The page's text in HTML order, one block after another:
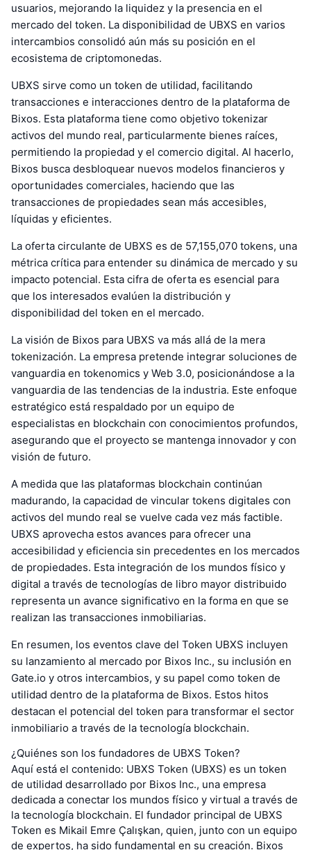
usuarios, mejorando la liquidez y la presencia en el
mercado del token. La disponibilidad de UBXS en varios
intercambios consolidó aún más su posición en el
ecosistema de criptomonedas.
UBXS sirve como un token de utilidad, facilitando
transacciones e interacciones dentro de la plataforma de
Bixos. Esta plataforma tiene como objetivo tokenizar
activos del mundo real, particularmente bienes raíces,
permitiendo la propiedad y el comercio digital. Al hacerlo,
Bixos busca desbloquear nuevos modelos financieros y
oportunidades comerciales, haciendo que las
transacciones de propiedades sean más accesibles,
líquidas y eficientes.
La oferta circulante de UBXS es de 57,155,070 tokens, una
métrica crítica para entender su dinámica de mercado y su
impacto potencial. Esta cifra de oferta es esencial para
que los interesados evalúen la distribución y
disponibilidad del token en el mercado.
La visión de Bixos para UBXS va más allá de la mera
tokenización. La empresa pretende integrar soluciones de
vanguardia en tokenomics y Web 3.0, posicionándose a la
vanguardia de las tendencias de la industria. Este enfoque
estratégico está respaldado por un equipo de
especialistas en blockchain con conocimientos profundos,
asegurando que el proyecto se mantenga innovador y con
visión de futuro.
A medida que las plataformas blockchain continúan
madurando, la capacidad de vincular tokens digitales con
activos del mundo real se vuelve cada vez más factible.
UBXS aprovecha estos avances para ofrecer una
accesibilidad y eficiencia sin precedentes en los mercados
de propiedades. Esta integración de los mundos físico y
digital a través de tecnologías de libro mayor distribuido
representa un avance significativo en la forma en que se
realizan las transacciones inmobiliarias.
En resumen, los eventos clave del Token UBXS incluyen
su lanzamiento al mercado por Bixos Inc., su inclusión en
Gate.io y otros intercambios, y su papel como token de
utilidad dentro de la plataforma de Bixos. Estos hitos
destacan el potencial del token para transformar el sector
inmobiliario a través de la tecnología blockchain.
¿Quiénes son los fundadores de UBXS Token?
Aquí está el contenido: UBXS Token (UBXS) es un token
de utilidad desarrollado por Bixos Inc., una empresa
dedicada a conectar los mundos físico y virtual a través de
la tecnología blockchain. El fundador principal de UBXS
Token es Mikail Emre Çalışkan, quien, junto con un equipo
de expertos, ha sido fundamental en su creación. Bixos